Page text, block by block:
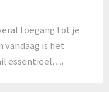
toegang tot je
vandaag is het
essentieel….